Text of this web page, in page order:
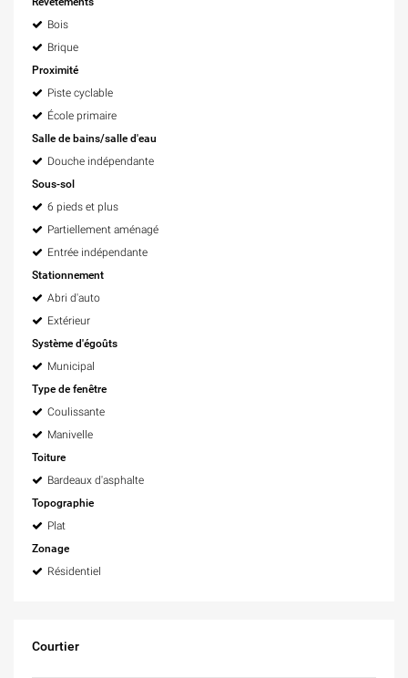
Bois
Brique
Proximité
Piste cyclable
École primaire
Salle de bains/salle d'eau
Douche indépendante
Sous-sol
6 pieds et plus
Partiellement aménagé
Entrée indépendante
Stationnement
Abri d'auto
Extérieur
Système d'égoûts
Municipal
Type de fenêtre
Coulissante
Manivelle
Toiture
Bardeaux d'asphalte
Topographie
Plat
Zonage
Résidentiel
Courtier